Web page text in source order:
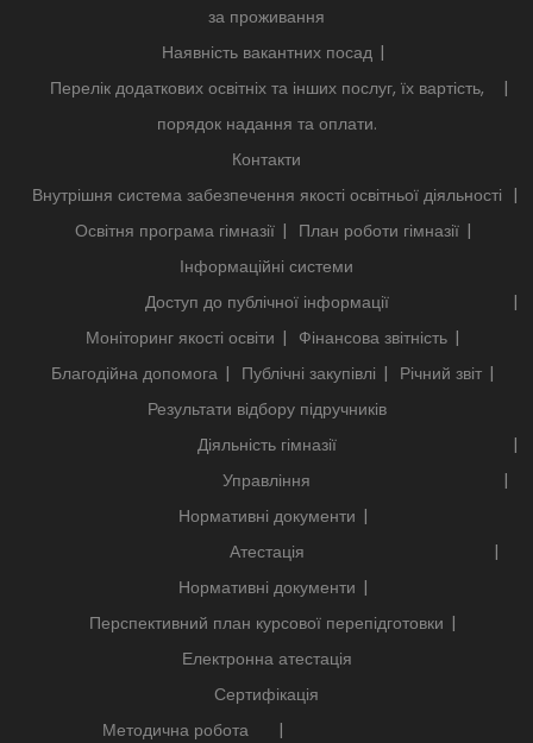
за проживання
Наявність вакантних посад
Перелік додаткових освітніх та інших послуг, їх вартість,
порядок надання та оплати.
Контакти
Внутрішня система забезпечення якості освітньої діяльності
Освітня програма гімназії
План роботи гімназії
Інформаційні системи
Доступ до публічної інформації
Моніторинг якості освіти
Фінансова звітність
Благодійна допомога
Публічні закупівлі
Річний звіт
Результати відбору підручників
Діяльність гімназії
Управління
Нормативні документи
Атестація
Нормативні документи
Перспективний план курсової перепідготовки
Електронна атестація
Сертифікація
Методична робота